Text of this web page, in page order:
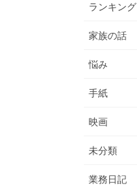
ランキング
家族の話
悩み
手紙
映画
未分類
業務日記